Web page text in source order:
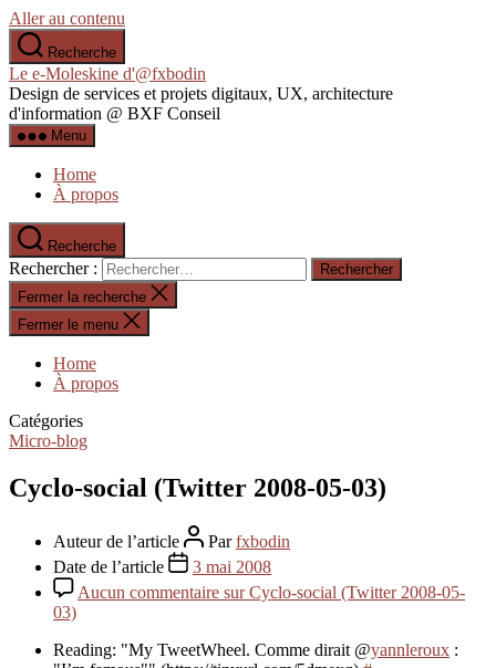
Aller au contenu
Recherche
Le e-Moleskine d'@fxbodin
Design de services et projets digitaux, UX, architecture
d'information @ BXF Conseil
Menu
Home
À propos
Recherche
Rechercher :
Fermer la recherche
Fermer le menu
Home
À propos
Catégories
Micro-blog
Cyclo-social (Twitter 2008-05-03)
Auteur de l’article Parfxbodin
Date de l’article
3 mai 2008
Aucun commentaire sur Cyclo-social (Twitter 2008-05-
03)
Reading: "My TweetWheel. Comme dirait @yannleroux :